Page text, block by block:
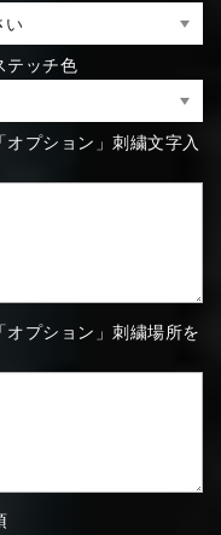
ッチ色
プション」刺繍文字入
プション」刺繍場所を